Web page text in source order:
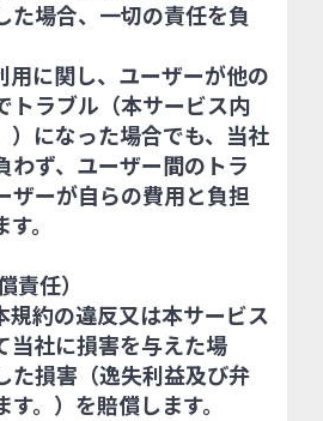
た場合、一切の責任を負
用に関し、ユーザーが他の
トラブル（本サービス内
）になった場合でも、当社
わず、ユーザー間のトラ
ザーが自らの費用と負担
。
責任）
規約の違反又は本サービス
当社に損害を与えた場
た損害（逸失利益及び弁
。）を賠償します。